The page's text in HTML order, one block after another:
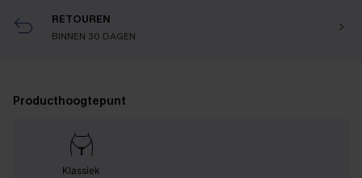
RETOUREN
BINNEN 30 DAGEN
Producthoogtepunt
Klassiek